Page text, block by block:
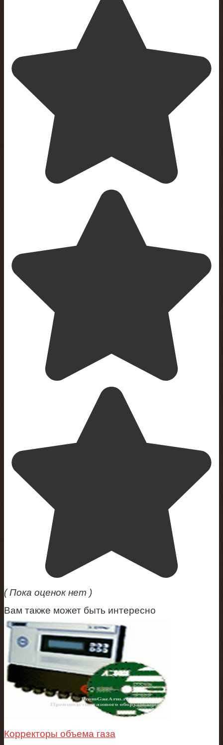
( Пока оценок нет )
Вам также может быть интересно
Корректоры объема газа